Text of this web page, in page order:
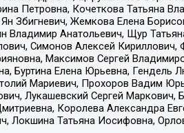
Петровна, Кочеткова Татьяна
Збигневич, Жемкова Елена
Владимир Анатольевич, Щур
Симонов Алексей Кириллович,
Максимов Сергей
Буртина Елена Юрьевна,
Мариевич, Прохоров Вадим
Лукашевский Сергей
Королева Александра
Локшина Татьяна Иосифовна,